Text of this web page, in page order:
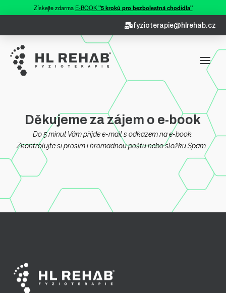
Získejte zdarma E-BOOK"5 kroků pro bezbolestná chodidla"
fyzioterapie@hlrehab.cz
Děkujeme za zájem o e-book
Do 5 minut Vám přijde e-mail s odkazem na e-book.
Zkontrolujte si prosím i hromadnou poštu nebo složku Spam.